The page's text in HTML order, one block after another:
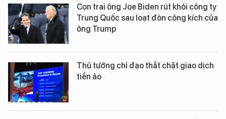
Con trai ông Joe Biden rút khỏi công ty
Trung Quốc sau loạt đòn công kích của
ông Trump
Thủ tướng chỉ đạo thắt chặt giao dịch
tiền ảo